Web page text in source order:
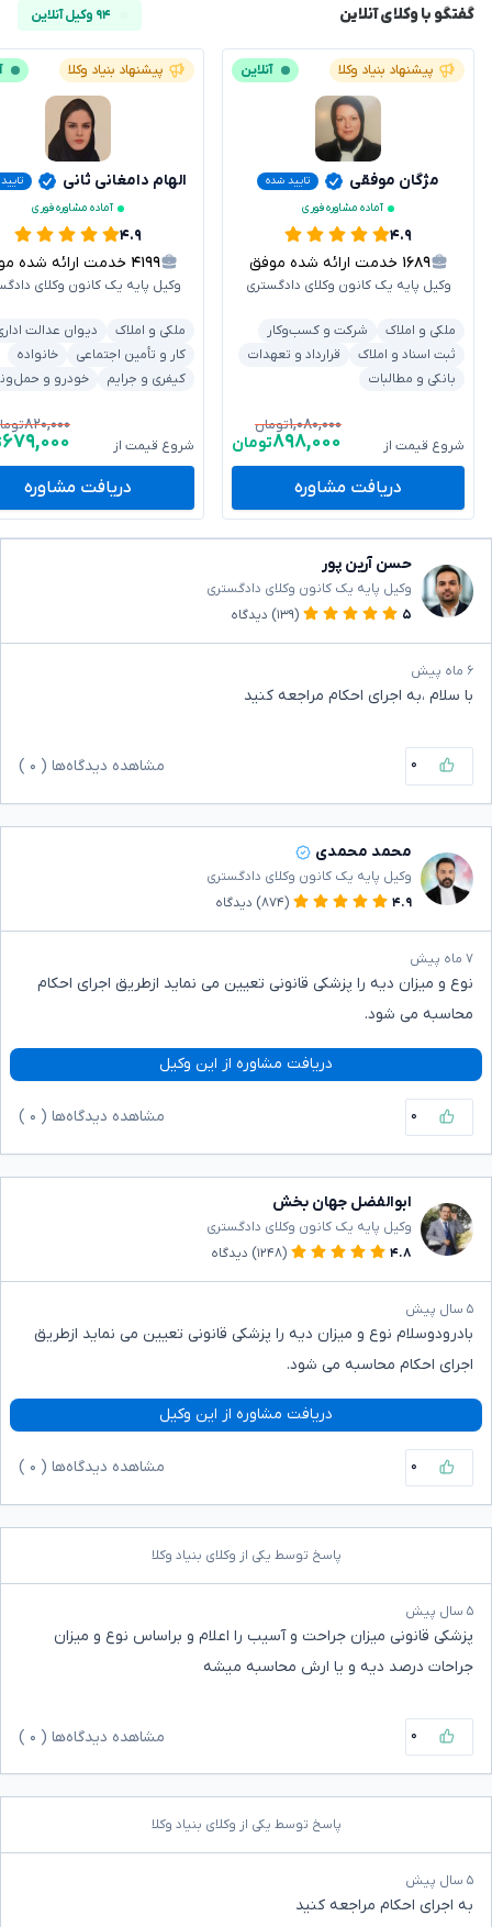
گفتگو با وکلای آنلاین ۹۴ وکیل آنلاین
پیشنهاد بنیاد وکلا آنلاین
مژگان موفقی
تایید شده
آماده مشاوره فوری
۴.۹
۱۶۸۹ خدمت ارائه شده موفق
وکیل پایه یک کانون وکلای دادگستری
ملکی و املاک
شرکت و کسب‌وکار
ثبت اسناد و املاک
قرارداد و تعهدات
بانکی و مطالبات
شروع قیمت از
۱,۰۸۰,۰۰۰تومان
۸۹۸,۰۰۰تومان
دریافت مشاوره
پیشنهاد بنیاد وکلا
الهام دامغانی ثانی
آماده مشاوره فوری
۴.۹
۴۱۹۹ خدمت ارائه شده موفق
وکیل پایه یک کانون وکلای
ملکی و املاک
دیوان عدالت
کار و تأمین اجتماعی
خانواده
کیفری و جرایم
خودرو و
شروع قیمت از
۸۲۰,۰۰۰
۶۷۹,۰۰۰
دریافت مشاوره
حسن آرین پور
وکیل پایه یک کانون وکلای دادگستری
۵
(۱۳۹) دیدگاه
۶ ماه پیش
با سلام ،به اجرای احکام مراجعه کنید
۰ مشاهده دیدگاه‌ها ( ۰
محمد محمدی
وکیل پایه یک کانون وکلای دادگستری
۴.۹
(۸۷۴) دیدگاه
۷ ماه پیش
نوع و میزان دیه را پزشکی قانونی تعیین می نماید ازطریق اجرای احکام
محاسبه می شود.
دریافت مشاوره از این وکیل
۰ مشاهده دیدگاه‌ها ( ۰
ابوالفضل جهان بخش
وکیل پایه یک کانون وکلای دادگستری
۴.۸
(۱۲۴۸) دیدگاه
۵ سال پیش
بادرودوسلام نوع و میزان دیه را پزشکی قانونی تعیین می نماید ازطریق
اجرای احکام محاسبه می شود.
دریافت مشاوره از این وکیل
۰ مشاهده دیدگاه‌ها ( ۰
پاسخ توسط یکی از وکلای بنیاد وکلا
۵ سال پیش
پزشکی قانونی میزان جراحت و آسیب را اعلام و براساس نوع و میزان
جراحات درصد دیه و یا ارش محاسبه میشه
۰ مشاهده دیدگاه‌ها ( ۰
پاسخ توسط یکی از وکلای بنیاد وکلا
۵ سال پیش
به اجرای احکام مراجعه کنید